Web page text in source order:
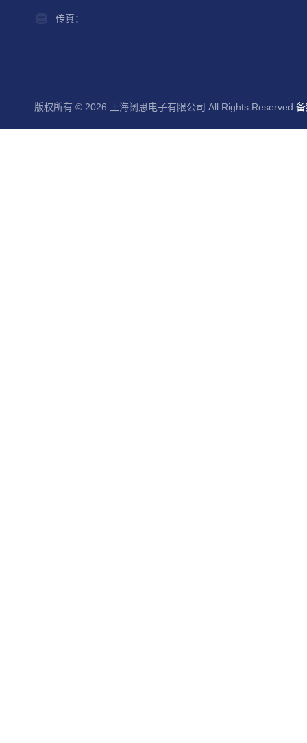
传真：
版权所有 © 2026 上海阔思电子有限公司 All Rights Reserved